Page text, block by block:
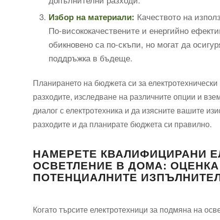
Избор на материали: Качеството на
По-висококачествените и енергийно
обикновено са по-скъпи, но могат да
поддръжка в бъдеще.
Планирането на бюджета си за
разходите, изследване на различните опции и
диалог с електротехника и да изясните вашите
разходите и да планирате бюджета си правилно.
НАМЕРЕТЕ КВАЛИФИЦИРАНИ
ОСВЕТЛЕНИЕ В ДОМА:
ПОТЕНЦИАЛНИТЕ
Когато търсите електротехници за подмяна на